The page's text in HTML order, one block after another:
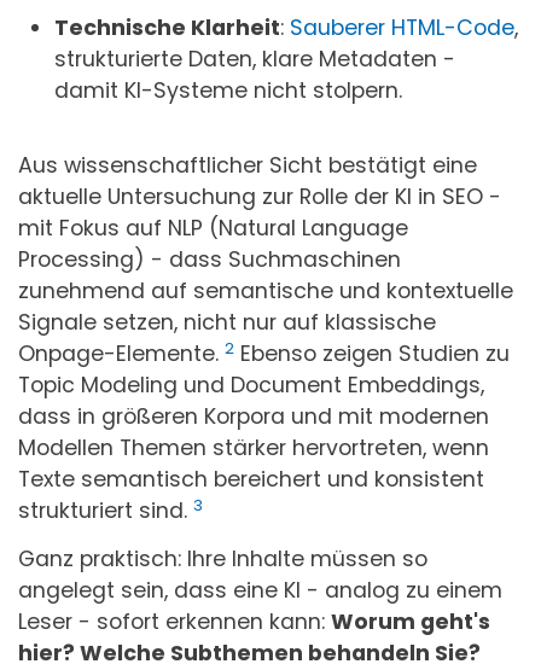
Technische Klarheit: Sauberer HTML-Code,
strukturierte Daten, klare Metadaten -
damit KI-Systeme nicht stolpern.
Aus wissenschaftlicher Sicht bestätigt eine
aktuelle Untersuchung zur Rolle der KI in SEO -
mit Fokus auf NLP (Natural Language
Processing) - dass Suchmaschinen
zunehmend auf semantische und kontextuelle
Signale setzen, nicht nur auf klassische
Onpage-Elemente. 2 Ebenso zeigen Studien zu
Topic Modeling und Document Embeddings,
dass in größeren Korpora und mit modernen
Modellen Themen stärker hervortreten, wenn
Texte semantisch bereichert und konsistent
strukturiert sind. 3
Ganz praktisch: Ihre Inhalte müssen so
angelegt sein, dass eine KI - analog zu einem
Leser - sofort erkennen kann: Worum geht's
hier? Welche Subthemen behandeln Sie?